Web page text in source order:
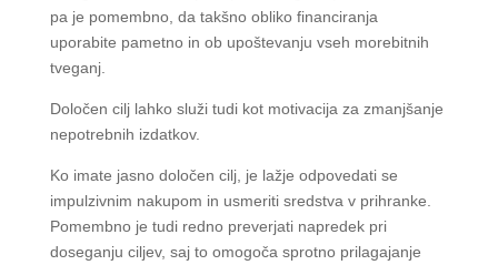
pa je pomembno, da takšno obliko financiranja
uporabite pametno in ob upoštevanju vseh morebitnih
tveganj.
Določen cilj lahko služi tudi kot motivacija za zmanjšanje
nepotrebnih izdatkov.
Ko imate jasno določen cilj, je lažje odpovedati se
impulzivnim nakupom in usmeriti sredstva v prihranke.
Pomembno je tudi redno preverjati napredek pri
doseganju ciljev, saj to omogoča sprotno prilagajanje